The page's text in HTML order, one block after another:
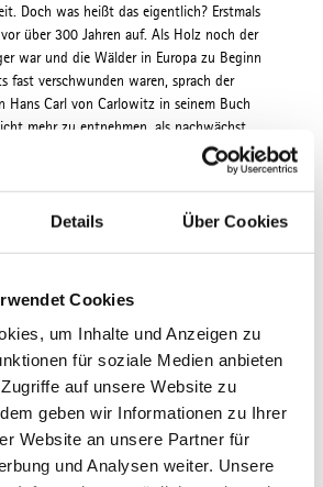
Details Über Cookies
Cookies
um Inhalte und Anzeigen zu
für soziale Medien anbieten
auf unsere Website zu
geben wir Informationen zu Ihrer
Website an unsere Partner für
und Analysen weiter. Unsere
Doch was heißt das eigentlich? Erstmals
über 300 Jahren auf. Als Holz noch der
war und die Wälder in Europa zu Beginn
fast verschwunden waren, sprach der
Hans Carl von Carlowitz in seinem Buch
mehr zu entnehmen, als nachwächst.
leicht ins Heute übertragen lässt.
nicht nur mit dem Wald, sondern mit all
umzugehen - egal, ob ökologischer,
oder architektonischer Art - ist unsere
wünscht Ihnen